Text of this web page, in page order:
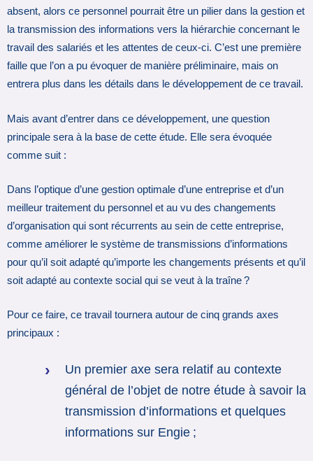
absent, alors ce personnel pourrait être un pilier dans la gestion et
la transmission des informations vers la hiérarchie concernant le
travail des salariés et les attentes de ceux-ci. C’est une première
faille que l’on a pu évoquer de manière préliminaire, mais on
entrera plus dans les détails dans le développement de ce travail.
Mais avant d’entrer dans ce développement, une question
principale sera à la base de cette étude. Elle sera évoquée
comme suit :
Dans l’optique d’une gestion optimale d’une entreprise et d’un
meilleur traitement du personnel et au vu des changements
d’organisation qui sont récurrents au sein de cette entreprise,
comme améliorer le système de transmissions d’informations
pour qu’il soit adapté qu’importe les changements présents et qu’il
soit adapté au contexte social qui se veut à la traîne ?
Pour ce faire, ce travail tournera autour de cinq grands axes
principaux :
Un premier axe sera relatif au contexte
général de l’objet de notre étude à savoir la
transmission d’informations et quelques
informations sur Engie ;